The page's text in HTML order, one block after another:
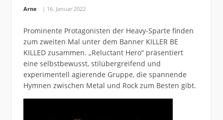
Arne 16. Januar 2022
Prominente Protagonisten der Heavy-Sparte finden
zum zweiten Mal unter dem Banner KILLER BE
KILLED zusammen. „Reluctant Hero“ präsentiert
eine selbstbewusst, stilübergreifend und
experimentell agierende Gruppe, die spannende
Hymnen zwischen Metal und Rock zum Besten gibt.